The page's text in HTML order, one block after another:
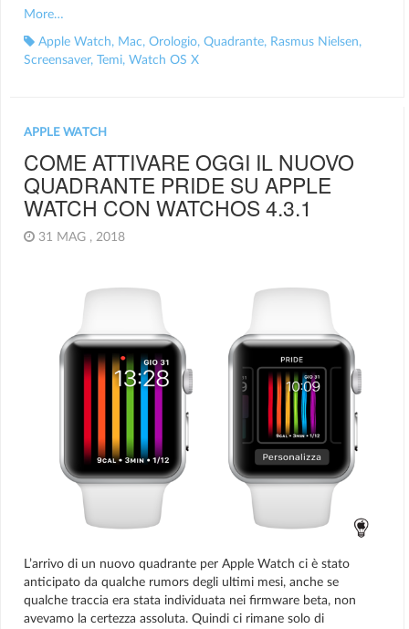
More…
Apple Watch, Mac, Orologio, Quadrante, Rasmus Nielsen,
Screensaver, Temi, Watch OS X
APPLE WATCH
COME ATTIVARE OGGI IL NUOVO
QUADRANTE PRIDE SU APPLE
WATCH CON WATCHOS 4.3.1
31 MAG , 2018
L’arrivo di un nuovo quadrante per Apple Watch ci è stato
anticipato da qualche rumors degli ultimi mesi, anche se
qualche traccia era stata individuata nei firmware beta, non
avevamo la certezza assoluta. Quindi ci rimane solo di